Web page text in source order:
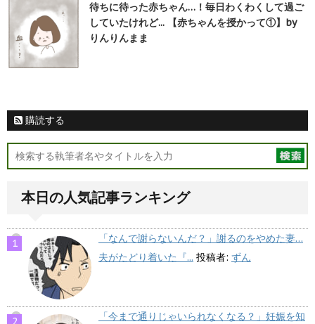
待ちに待った赤ちゃん…！毎日わくわくして過ご
していたけれど... 【赤ちゃんを授かって①】by
りんりんまま
購読する
本日の人気記事ランキング
「なんで謝らないんだ？」謝るのをやめた妻…
夫がたどり着いた『... 投稿者: ずん
「今まで通りじゃいられなくなる？」妊娠を知